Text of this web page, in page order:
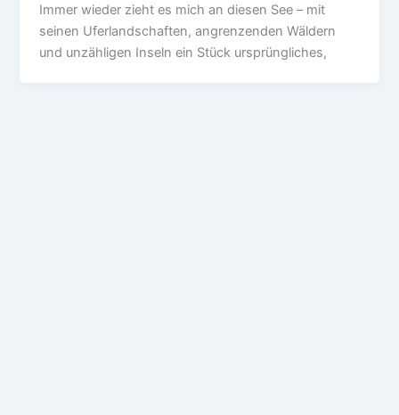
Immer wieder zieht es mich an diesen See – mit
seinen Uferlandschaften, angrenzenden Wäldern
und unzähligen Inseln ein Stück ursprüngliches,